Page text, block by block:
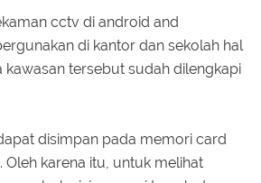
cctv di android and
di kantor dan sekolah hal
kawasan tersebut sudah dilengkapi
disimpan pada memori card
Oleh karena itu, untuk melihat